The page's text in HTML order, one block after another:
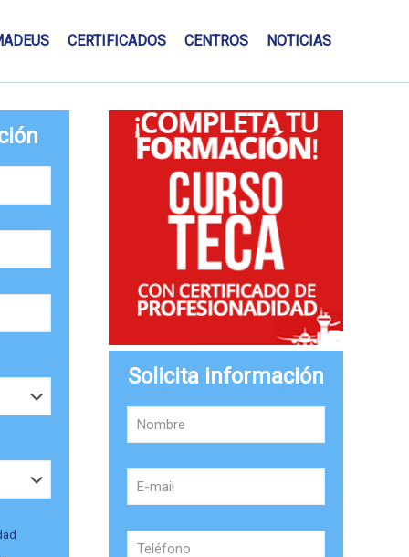
CERTIFICADOS CENTROS NOTICIAS
Solicita información